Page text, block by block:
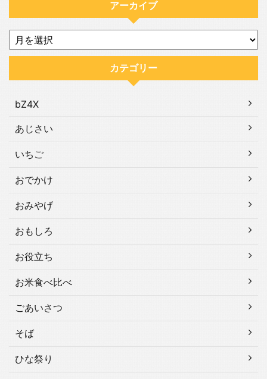
アーカイブ
カテゴリー
bZ4X
あじさい
いちご
おでかけ
おみやげ
おもしろ
お役立ち
お米食べ比べ
ごあいさつ
そば
ひな祭り